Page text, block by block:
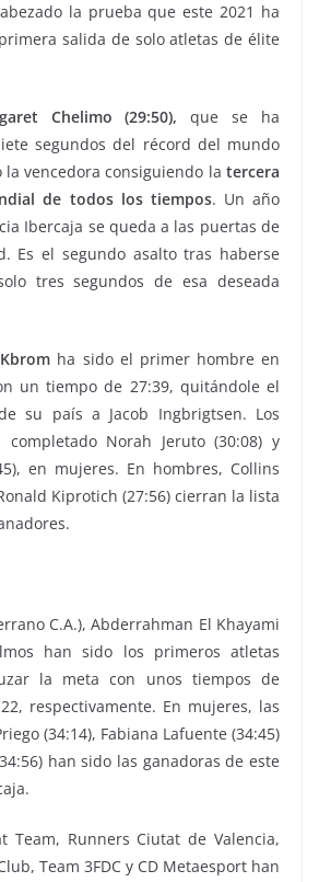
la prueba que este 2021 ha
salida de solo atletas de élite
Chelimo (29:50),que se ha
segundos del récord del mundo
vencedora consiguiendo la tercera
de todos los tiempos. Un año
Ibercaja se queda a las puertas de
Es el segundo asalto tras haberse
tres segundos de esa deseada
ha sido el primer hombre en
un tiempo de 27:39, quitándole el
su país a Jacob Ingbrigtsen. Los
Norah Jeruto (30:08) y
en mujeres. En hombres, Collins
Kiprotich (27:56) cierran la lista
C.A.), Abderrahman El Khayami
han sido los primeros atletas
la meta con unos tiempos de
respectivamente. En mujeres, las
(34:14), Fabiana Lafuente (34:45)
han sido las ganadoras de este
Team, Runners Ciutat de Valencia,
Team 3FDC y CD Metaesport han